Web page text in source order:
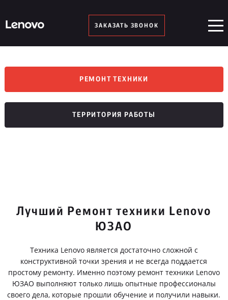
ЗАКАЗАТЬ ЗВОНОК
РЕМОНТ ТЕХНИКИ
ТЕРРИТОРИЯ РАБОТЫ
Лучший Ремонт техники Lenovo
ЮЗАО
Техника Lenovo является достаточно сложной с
конструктивной точки зрения и не всегда поддается
простому ремонту. Именно поэтому ремонт техники Lenovo
ЮЗАО выполняют только лишь опытные профессионалы
своего дела, которые прошли обучение и получили навыки.